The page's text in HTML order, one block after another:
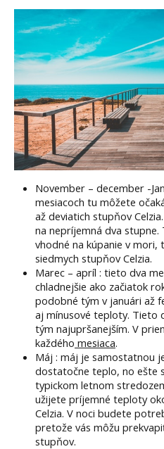
November – december -
mesiacoch tu môžete
až deviatich stupňov
na nepríjemná dva
vhodné na kúpanie v
siedmych stupňov Celzia.
Marec – apríl : tieto dva
chladnejšie ako začiatok
podobné tým v januári až
aj mínusové teploty. Tieto
tým najupršanejším. V
každého mesiaca.
Máj : máj je samostatnou
dostatočne teplo, no ešte
typickom letnom
užijete príjemné teploty
Celzia. V noci budete
pretože vás môžu
stupňov.